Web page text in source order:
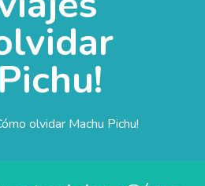
olvidar Machu Pichu!